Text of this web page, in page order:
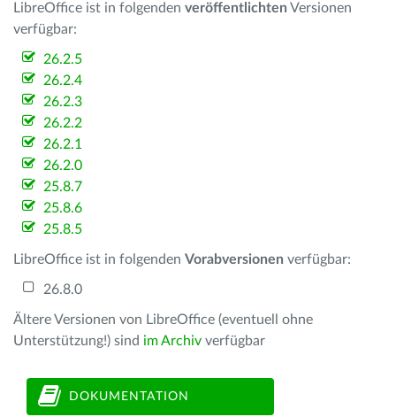
LibreOffice ist in folgenden veröffentlichten Versionen
verfügbar:
26.2.5
26.2.4
26.2.3
26.2.2
26.2.1
26.2.0
25.8.7
25.8.6
25.8.5
LibreOffice ist in folgenden Vorabversionen verfügbar:
26.8.0
Ältere Versionen von LibreOffice (eventuell ohne
Unterstützung!) sind im Archiv verfügbar
DOKUMENTATION